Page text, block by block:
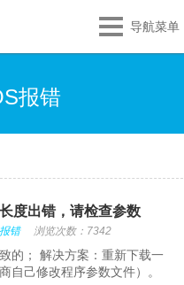
导航菜单
报错
度出错，请检查参数
错 浏览次数：7342
的； 解决方案：重新下载一
自己修改程序参数文件）。